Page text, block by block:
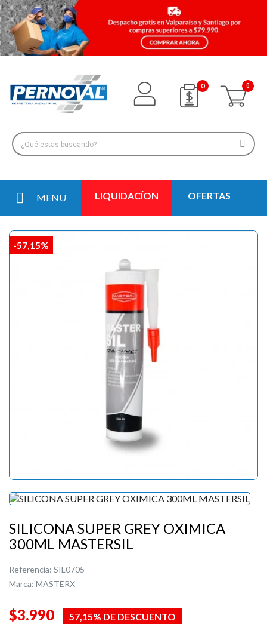
0
MENU LIQUIDACÍON OFERTAS
-57,15%
SILICONA SUPER GREY OXIMICA
300ML MASTERSIL
Referencia: SIL0705
Marca: MASTERX
$3.990
57,15% DE DESCUENTO